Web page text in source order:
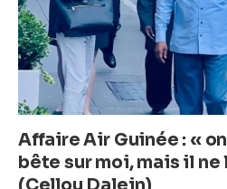
Affaire Air Guinée : «
bête sur moi, mais il ne